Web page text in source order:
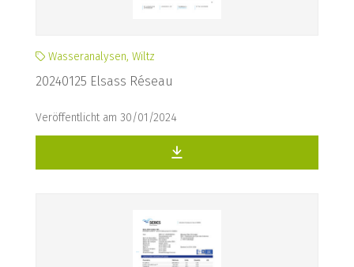
Wasseranalysen, Wiltz
20240125 Elsass Réseau
Veröffentlicht am 30/01/2024